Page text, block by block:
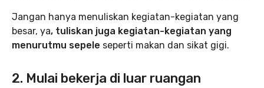
Jangan hanya menuliskan kegiatan-kegiatan yang
besar, ya, tuliskan juga kegiatan-kegiatan yang
menurutmu sepele seperti makan dan sikat gigi.
2. Mulai bekerja di luar ruangan